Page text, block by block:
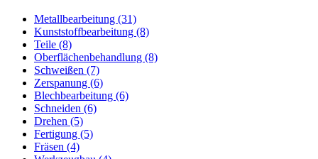
Metallbearbeitung (31)
Kunststoffbearbeitung (8)
Teile (8)
Oberflächenbehandlung (8)
Schweißen (7)
Zerspanung (6)
Blechbearbeitung (6)
Schneiden (6)
Drehen (5)
Fertigung (5)
Fräsen (4)